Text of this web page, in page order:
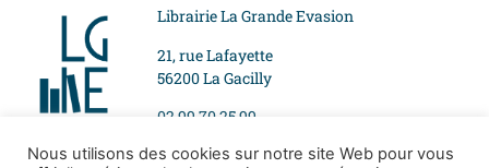
Librairie La Grande Evasion
21, rue Lafayette
56200 La Gacilly
02 99 70 25 99
Nous utilisons des cookies sur notre site Web pour vous